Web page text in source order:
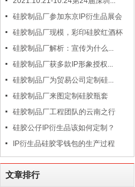
硅胶制品厂参加东京IP衍生品展会
硅胶制品厂现模，彩印硅胶红酒杯
硅胶制品厂解析：宣传为什么...
硅胶制品厂获多款IP形象授权...
硅胶制品厂为贸易公司定制硅...
硅胶制品厂来图定制硅胶瓶套
硅胶制品厂工程团队的云南之行
硅胶公仔IP衍生品该如何定制？
IP衍生品硅胶零钱包的生产过程
文章排行